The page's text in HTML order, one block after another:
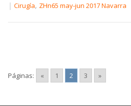
| Cirugía, ZHn65 may-jun 2017 Navarra
Páginas: « 1 2 3 »